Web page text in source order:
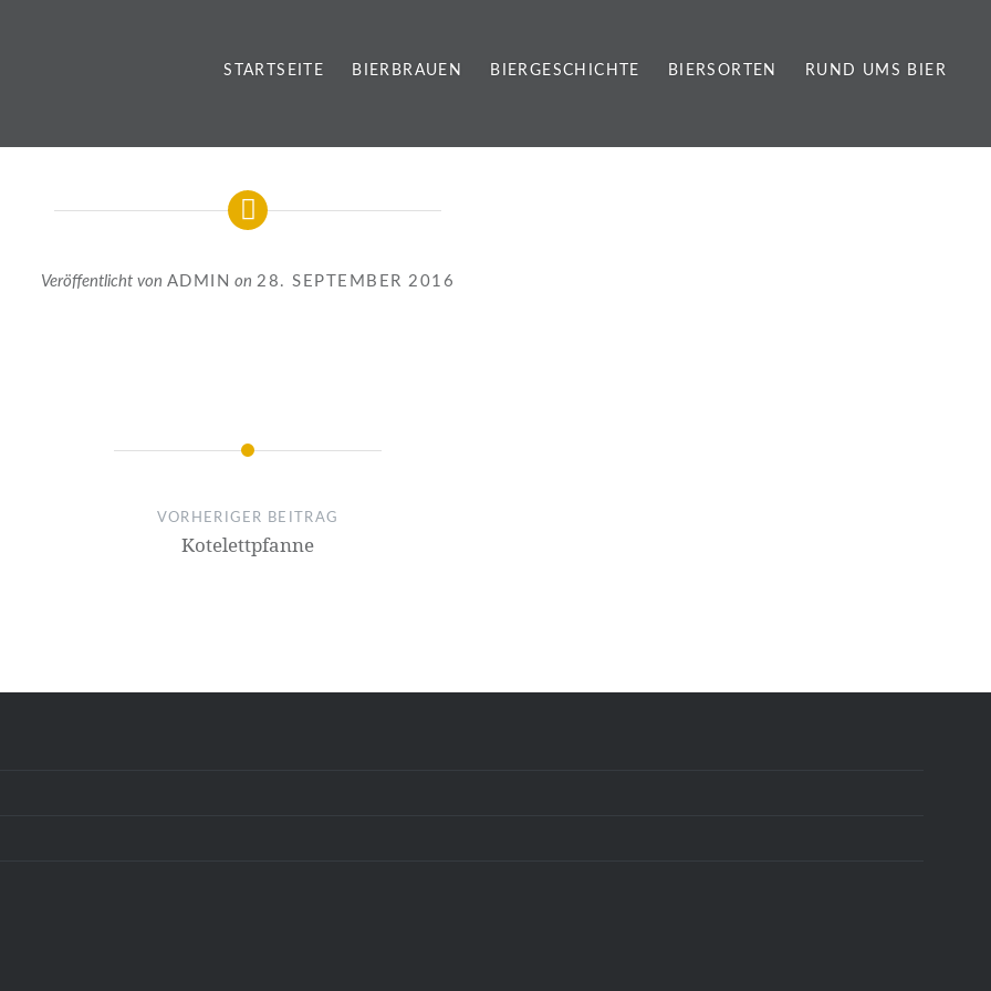
STARTSEITE BIERBRAUEN BIERGESCHICHTE BIERSORTEN RUND UMS BIER
Veröffentlicht von ADMIN on 28. SEPTEMBER 2016
VORHERIGER BEITRAG
Kotelettpfanne